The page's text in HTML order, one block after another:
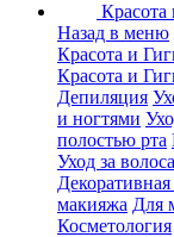
Красота
Назад в меню
Красота и
Красота и
Депиляция
и ногтями
полостью рта
Уход за
макияжа Для
Косметология